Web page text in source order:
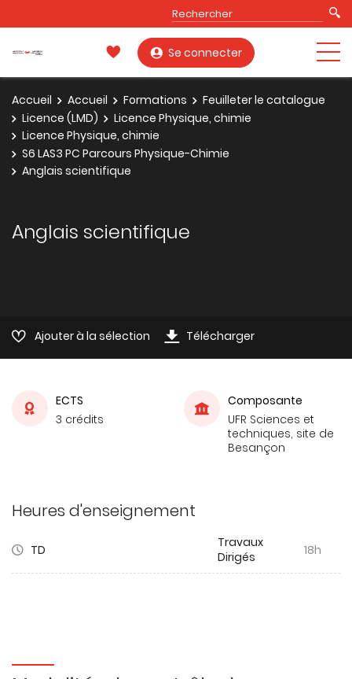
Se connecter
Accueil Accueil Formations
Feuilleter le catalogue
Licence (LMD)
Licence Physique, chimie
Licence Physique, chimie
S6 LAS3 PC Parcours Physique-Chimie
Anglais scientifique
Anglais scientifique
Ajouter à la sélection Télécharger
ECTS
3 crédits
Composante
UFR Sciences et
techniques, site de
Besançon
Heures d'enseignement
TD
Travaux
Dirigés
18h